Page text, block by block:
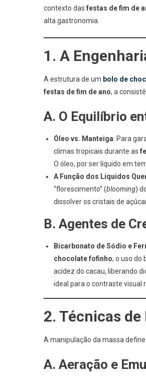
contexto das festas de fim de
alta gastronomia.
1. A
A estrutura de um bolo de
festas de fim de ano, a
A. O Equilíbrio
Óleo vs. Manteiga: Para
climas tropicais durante as
O óleo, por ser líquido em
A Função dos Líquidos
“florescimento” (blooming)
dissolver os cristais de
B. Agentes de
Bicarbonato de Sódio e
chocolate fofinho, o uso do
acidez do cacau, liberando
ideal para o contraste visual
2. Técnicas
A manipulação da massa
A. Aeração e